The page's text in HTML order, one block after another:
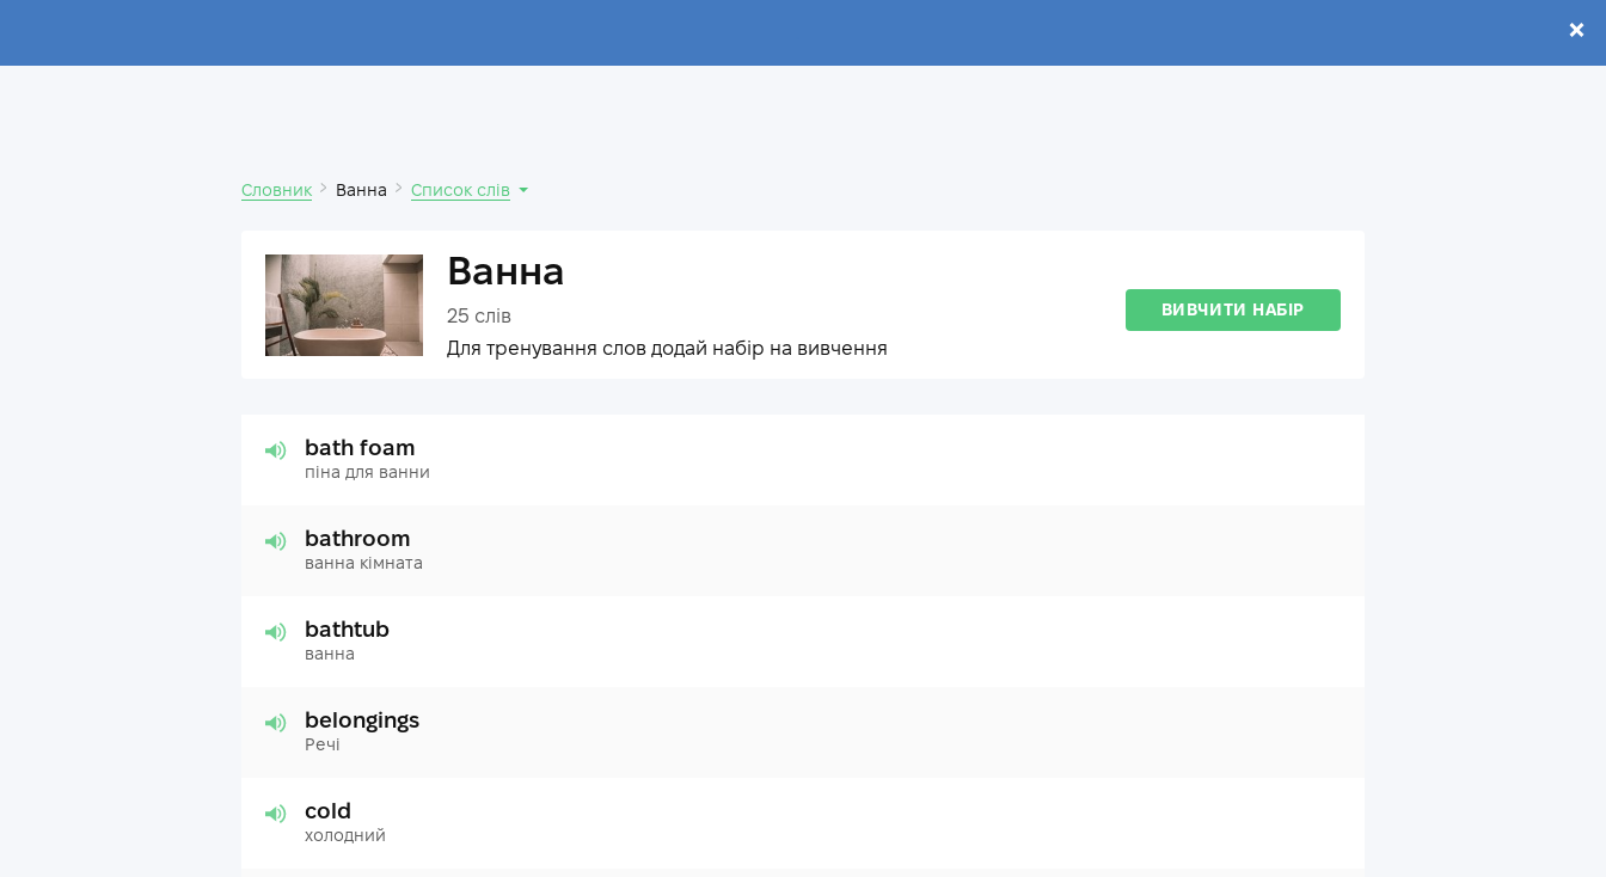
Словник Ванна Список слів
Ванна
25 слів
Для тренування слов додай набір на вивчення
ВИВЧИТИ НАБІР
bath foam
піна для ванни
bathroom
ванна кімната
bathtub
ванна
belongings
Речі
cold
холодний